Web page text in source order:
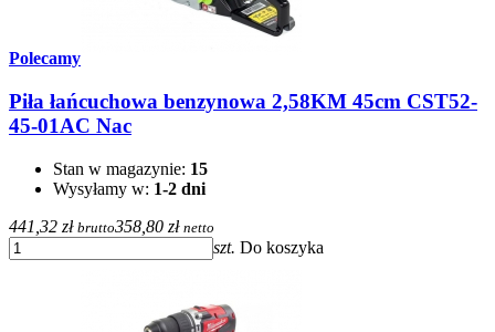
Polecamy
Piła łańcuchowa benzynowa 2,58KM 45cm CST52-
45-01AC Nac
Stan w magazynie: 15
Wysyłamy w: 1-2 dni
441,32 zł brutto358,80 zł netto
szt. Do koszyka